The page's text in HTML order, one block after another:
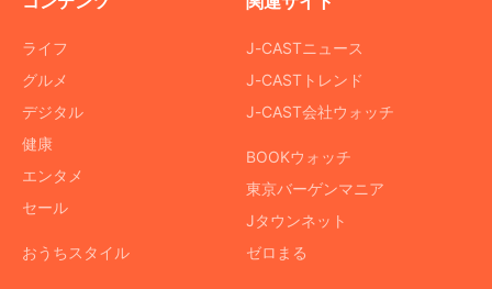
ライフ
グルメ
デジタル
健康
エンタメ
セール
おうちスタイル
J-CASTニュース
J-CASTトレンド
J-CAST会社ウォッチ
BOOKウォッチ
東京バーゲンマニア
Jタウンネット
ゼロまる